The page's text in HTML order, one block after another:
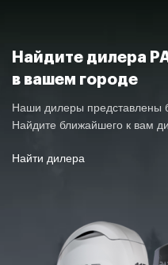
Найдите дилера
в вашем городе
Наши дилеры представлены
Найдите ближайшего к вам
Найти дилера